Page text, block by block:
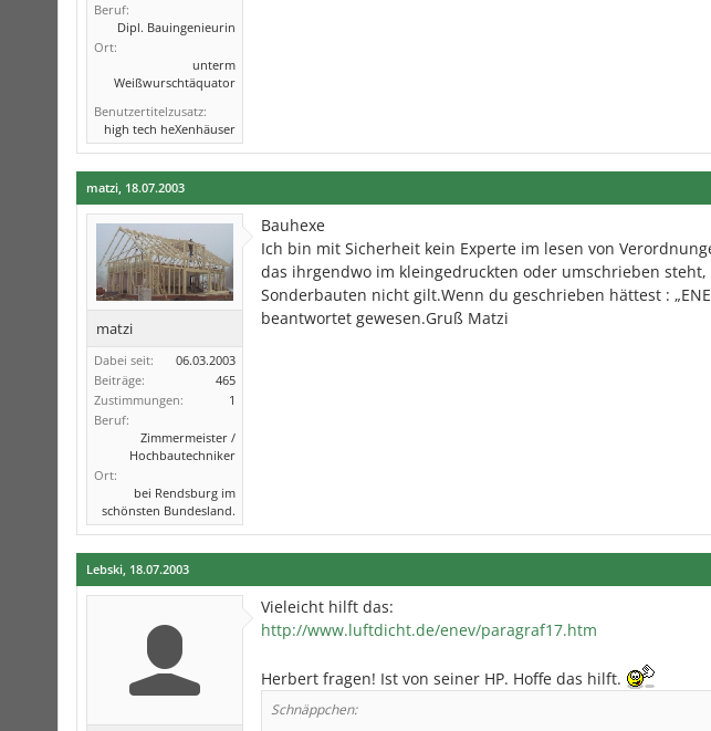
Beruf:
Dipl. Bauingenieurin
Ort:
unterm
Weißwurschtäquator
Benutzertitelzusatz:
high tech heXenhäuser
matzi, 18.07.2003
matzi
Dabei seit:
06.03.2003
Beiträge:
465
Zustimmungen:
1
Beruf:
Zimmermeister /
Hochbautechniker
Ort:
bei Rendsburg im
schönsten Bundesland.
Bauhexe
Ich bin mit Sicherheit kein Experte im lesen von
das ihrgendwo im kleingedruckten oder umschrieben
Sonderbauten nicht gilt.Wenn du geschrieben hättest :
beantwortet gewesen.Gruß Matzi
Lebski 18.07.2003
Vieleicht hilft das:
http://www.luftdicht.de/enev/paragraf17.htm
Herbert fragen! Ist von seiner HP. Hoffe das hilft.
Schnäppchen: